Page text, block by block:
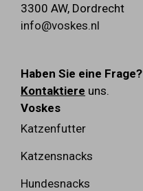
3300 AW, Dordrecht
info@voskes.nl
Haben Sie eine Frage?
Kontaktiere uns.
Voskes
Katzenfutter
Katzensnacks
Hundesnacks